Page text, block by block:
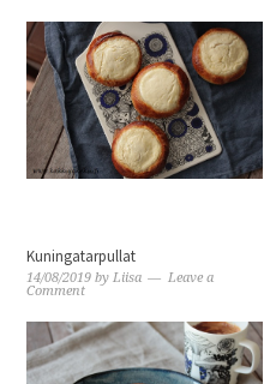
Kuningatarpullat
14/08/2019 byLiisa
Leave a
Comment